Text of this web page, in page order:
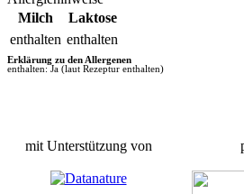
Milch
enthalten
Laktose
enthalten
Erklärung zu den Allergenen
enthalten: Ja (laut Rezeptur enthalten)
mit Unterstützung von